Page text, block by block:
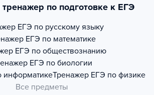
по подготовке к ЕГЭ
ЕГЭ по русскому языку
ЕГЭ по математике
ЕГЭ по обществознанию
ЕГЭ по биологии
информатикеТренажер ЕГЭ по физике
Все предметы